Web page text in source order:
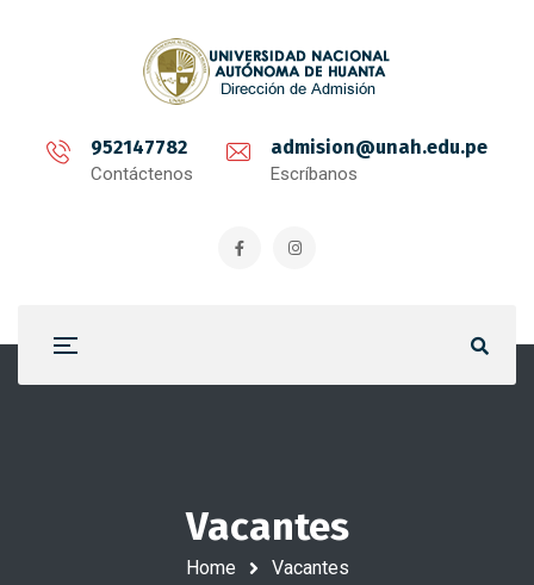
952147782
Contáctenos
admision@unah.edu.pe
Escríbanos
Vacantes
Home Vacantes